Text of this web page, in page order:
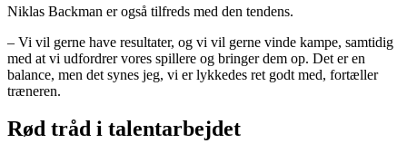
Niklas Backman er også tilfreds med den tendens.
– Vi vil gerne have resultater, og vi vil gerne vinde kampe, samtidig
med at vi udfordrer vores spillere og bringer dem op. Det er en
balance, men det synes jeg, vi er lykkedes ret godt med, fortæller
træneren.
Rød tråd i talentarbejdet